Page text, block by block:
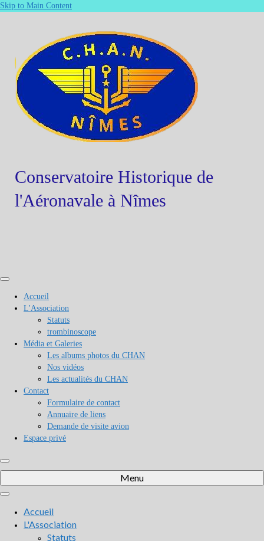
Skip to Main Content
Conservatoire Historique de
l'Aéronavale à Nîmes
Accueil
L'Association
Statuts
trombinoscope
Média et Galeries
Les albums photos du CHAN
Nos vidéos
Les actualités du CHAN
Contact
Formulaire de contact
Annuaire de liens
Demande de visite avion
Espace privé
Menu
Accueil
L'Association
Statuts